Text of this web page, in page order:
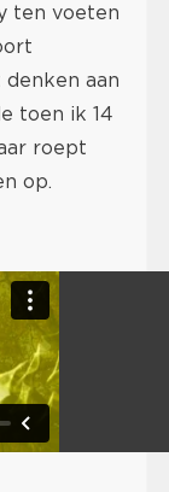
ten voeten
aan
toen ik 14
roept
op.